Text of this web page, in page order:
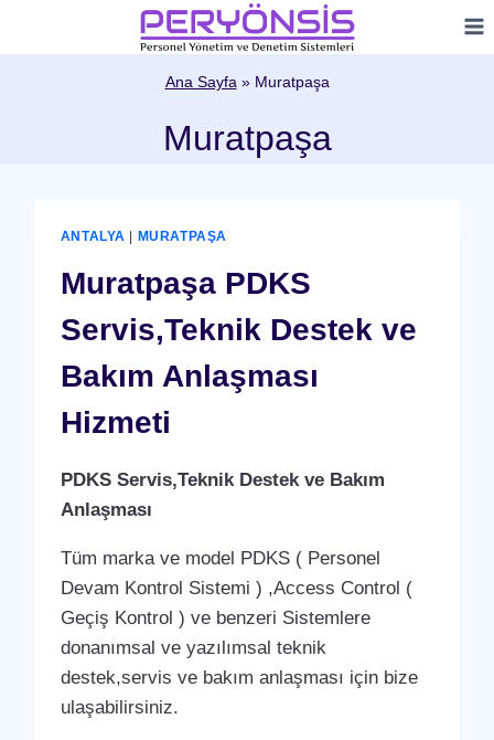
Ana Sayfa» Muratpaşa
Muratpaşa
ANTALYA | MURATPAŞA
Muratpaşa PDKS
Servis,Teknik Destek ve
Bakım Anlaşması
Hizmeti
PDKS Servis,Teknik Destek ve Bakım
Anlaşması
Tüm marka ve model PDKS ( Personel
Devam Kontrol Sistemi ) ,Access Control (
Geçiş Kontrol ) ve benzeri Sistemlere
donanımsal ve yazılımsal teknik
destek,servis ve bakım anlaşması için bize
ulaşabilirsiniz.